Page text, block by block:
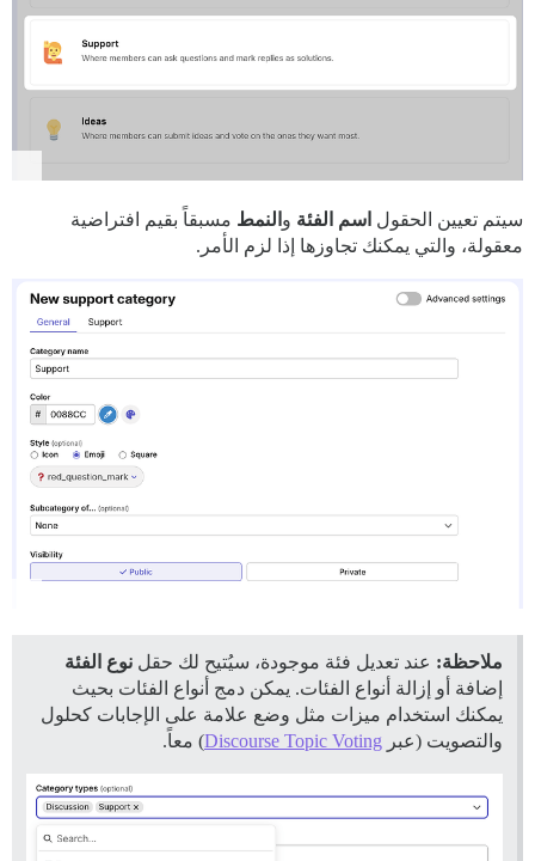
سيتم تعيين الحقول اسم الفئة و النمط مسبقاً بقيم افتراضية
معقولة، والتي يمكنك تجاوزها إذا لزم الأمر.
ملاحظة: عند تعديل فئة موجودة، سيُتيح لك حقل نوع الفئة
إضافة أو إزالة أنواع الفئات. يمكن دمج أنواع الفئات بحيث
يمكنك استخدام ميزات مثل وضع علامة على الإجابات كحلول
والتصويت (عبر Discourse Topic Voting) معاً.